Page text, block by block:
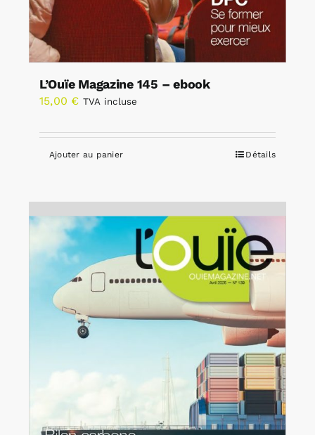
L’Ouïe Magazine 145 – ebook
15,00 € TVA incluse
Ajouter au panier Détails